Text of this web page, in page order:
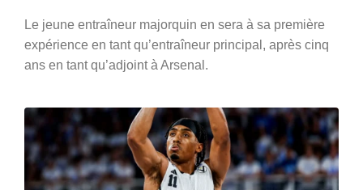
Le jeune entraîneur majorquin en sera à sa première
expérience en tant qu’entraîneur principal, après cinq
ans en tant qu’adjoint à Arsenal.